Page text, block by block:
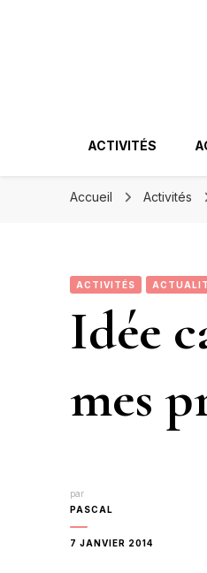
ACTIVITÉS
Accueil Activités
ACTIVITÉS
Idée
mes
par
PASCAL
7 JANVIER 2014